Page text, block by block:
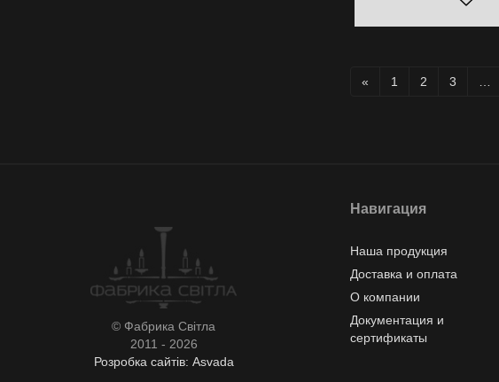
« 1 2 3
© Фабрика Світла
2011 - 2026
Розробка сайтів: Asvada
Навигация
Наша продукция
Доставка и оплата
О компании
Документация и
сертификаты